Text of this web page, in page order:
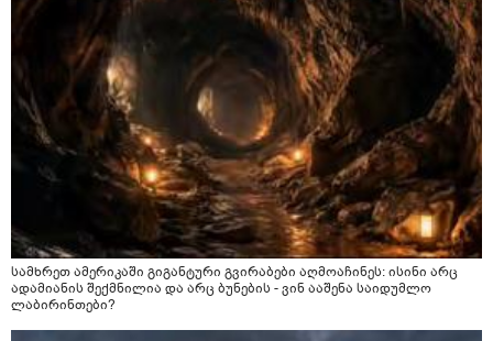
სამხრეთ ამერიკაში გიგანტური გვირაბები აღმოაჩინეს: ისინი არც
ადამიანის შექმნილია და არც ბუნების - ვინ ააშენა საიდუმლო
ლაბირინთები?